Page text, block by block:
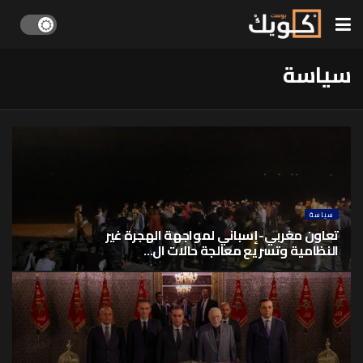
سياسة
سياسة
تعاون مغربي-إسباني لمواجهة الهجرة غير
النظامية وتسريع معالجة حالات ال...